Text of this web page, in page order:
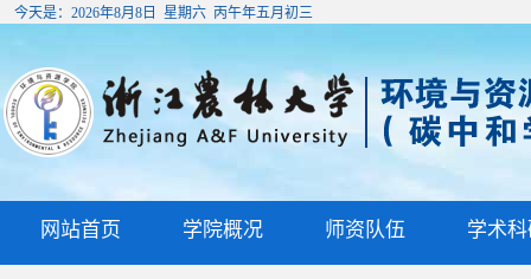
今天是： 2026年8月8日 星期六 丙午年五月初三
网站首页 学院概况 师资队伍 学术